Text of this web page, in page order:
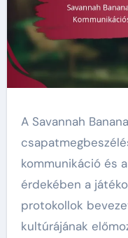
A Savannah
kommunikáció és
érdekében a
protokollok
kultúrájának